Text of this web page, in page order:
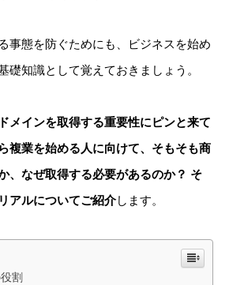
事態を防ぐためにも、ビジネスを始め
礎知識として覚えておきましょう。
メインを取得する重要性にピンと来て
複業を始める人に向けて、そもそも商
、なぜ取得する必要があるのか？ そ
アルについてご紹介します。
割